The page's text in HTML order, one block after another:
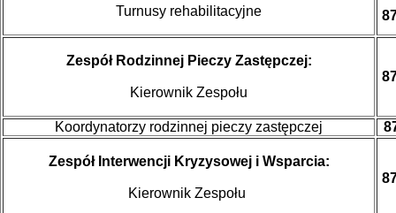
Turnusy rehabilitacyjne
Zespół Rodzinnej Pieczy Zastępczej:
Kierownik Zespołu
Koordynatorzy rodzinnej pieczy zastępczej
Zespół Interwencji Kryzysowej i Wsparcia:
Kierownik Zespołu